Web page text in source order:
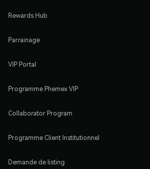
Rewards Hub
Parrainage
VIP Portal
Programme Phemex VIP
Collaborator Program
Programme Client Institutionnel
Demande de listing